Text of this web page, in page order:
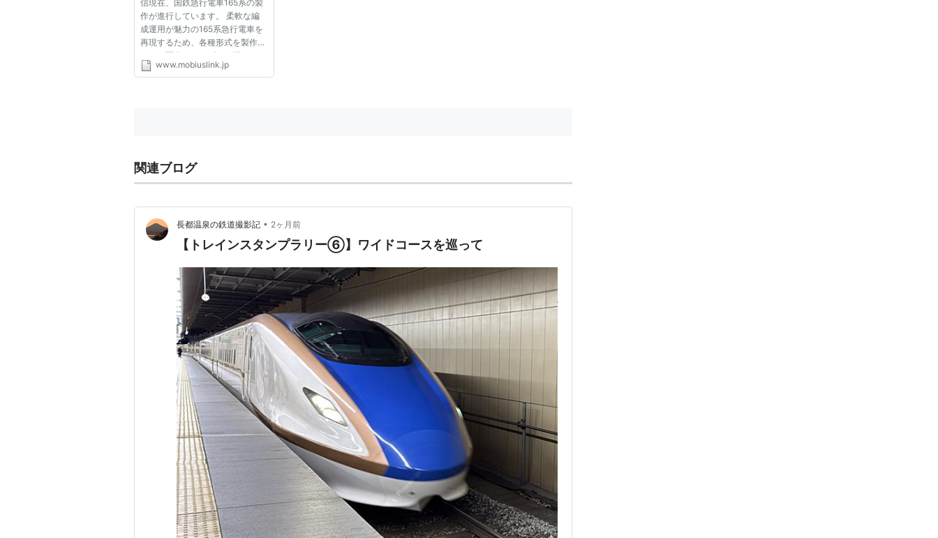
信現在、国鉄急行電車165系の製
作が進行しています。 柔軟な編
成運用が魅力の165系急行電車を
再現するため、各種形式を製作中
です。写真は、わずか２両だけし
か製造されなかったサハ164で
www.mobiuslink.jp
関連ブログ
長都温泉の鉄道撮影記 • 2ヶ月前
【トレインスタンプラリー⑥】ワイドコースを巡って